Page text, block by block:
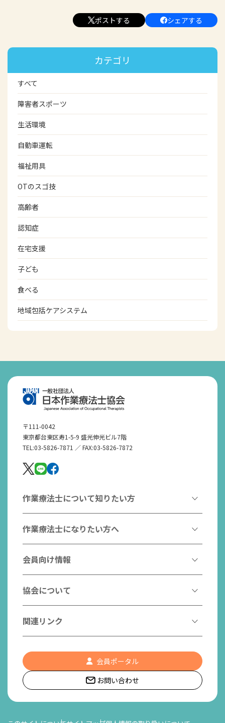
ポストする シェアする
カテゴリ
すべて
障害者スポーツ
生活環境
自動車運転
福祉用具
OTのスゴ技
高齢者
認知症
在宅支援
子ども
食べる
地域包括ケアシステム
〒111-0042
東京都台東区寿1-5-9 盛光伸光ビル7階
TEL:03-5826-7871 ／ FAX:03-5826-7872
作業療法士について知りたい方
作業療法とは
作業療法士とは
はたらく作業療法士
作業療法士のスゴ技
作業療法士の支援を受ける
チームの中で活躍する作業療法士
認知症の方への作業療法
作業療法士になりたい方へ
作業療法士になるには
作業療法士として活躍する先輩
こんなところで活躍！作業療法士
作業療法士養成校一覧
入会案内
会員向け情報
協会からのお知らせ
研修会一覧
日本作業療法学会
協会について
会長挨拶
社員名簿
組織図
作業療法の定義
関連リンク
都道府県作業療法士会
作業療法士養成校一覧
世界作業療法士連盟 (WFOT)
日本作業療法士連盟
会員ポータル
お問い合わせ